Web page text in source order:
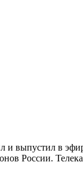
и выпустил в
России.